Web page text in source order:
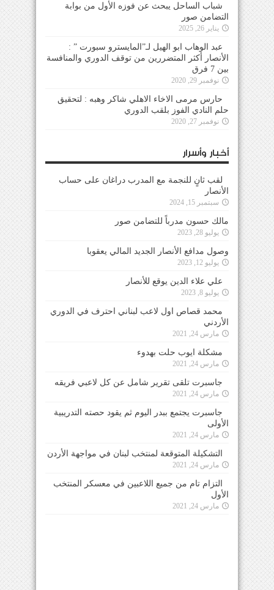
شباب الساحل يبحث عن فوزه الأول من بوابة
التضامن صور
يناير 26, 2025
عبد الوهاب ابو الهيل لـ”المايسترو سبورت ” :
الأنصار أكثر المتضررين من توقف الدوري والمنافسة
بين 7 فرق
نوفمبر 29, 2020
حارس مرمى الاخاء الاهلي شاكر وهبه : لتحقيق
حلم النادي الفوز بلقب الدوري
نوفمبر 27, 2020
أخبار وأسرار
لقب ثانٍ للنجمة مع المدرب دراغان على حساب
الأنصار
سبتمبر 15, 2024
مالك حسون مدرباً للتضامن صور
يوليو 28, 2023
وصول مدافع الأنصار الجديد المالي يعقوبا
يوليو 12, 2023
علي علاء الدين يوقع للأنصار
يوليو 8, 2023
محمد قصاص اول لاعب لبناني احترف في الدوري
الأردني
مارس 24, 2021
مشكلة ايوب حلت بهدوء
مارس 24, 2021
جاسبرت تلقى تقرير شامل عن كل لاعبي فريقه
مارس 24, 2021
جاسبرت يجتمع ببدر اليوم ثم يقود حصته التدريبية
الأولى
مارس 24, 2021
التشكيلة المتوقعة لمنتخب لبنان في مواجهة الأردن
مارس 24, 2021
التزام تام من جميع اللاعبين في معسكر المنتخب
الأول
مارس 24, 2021